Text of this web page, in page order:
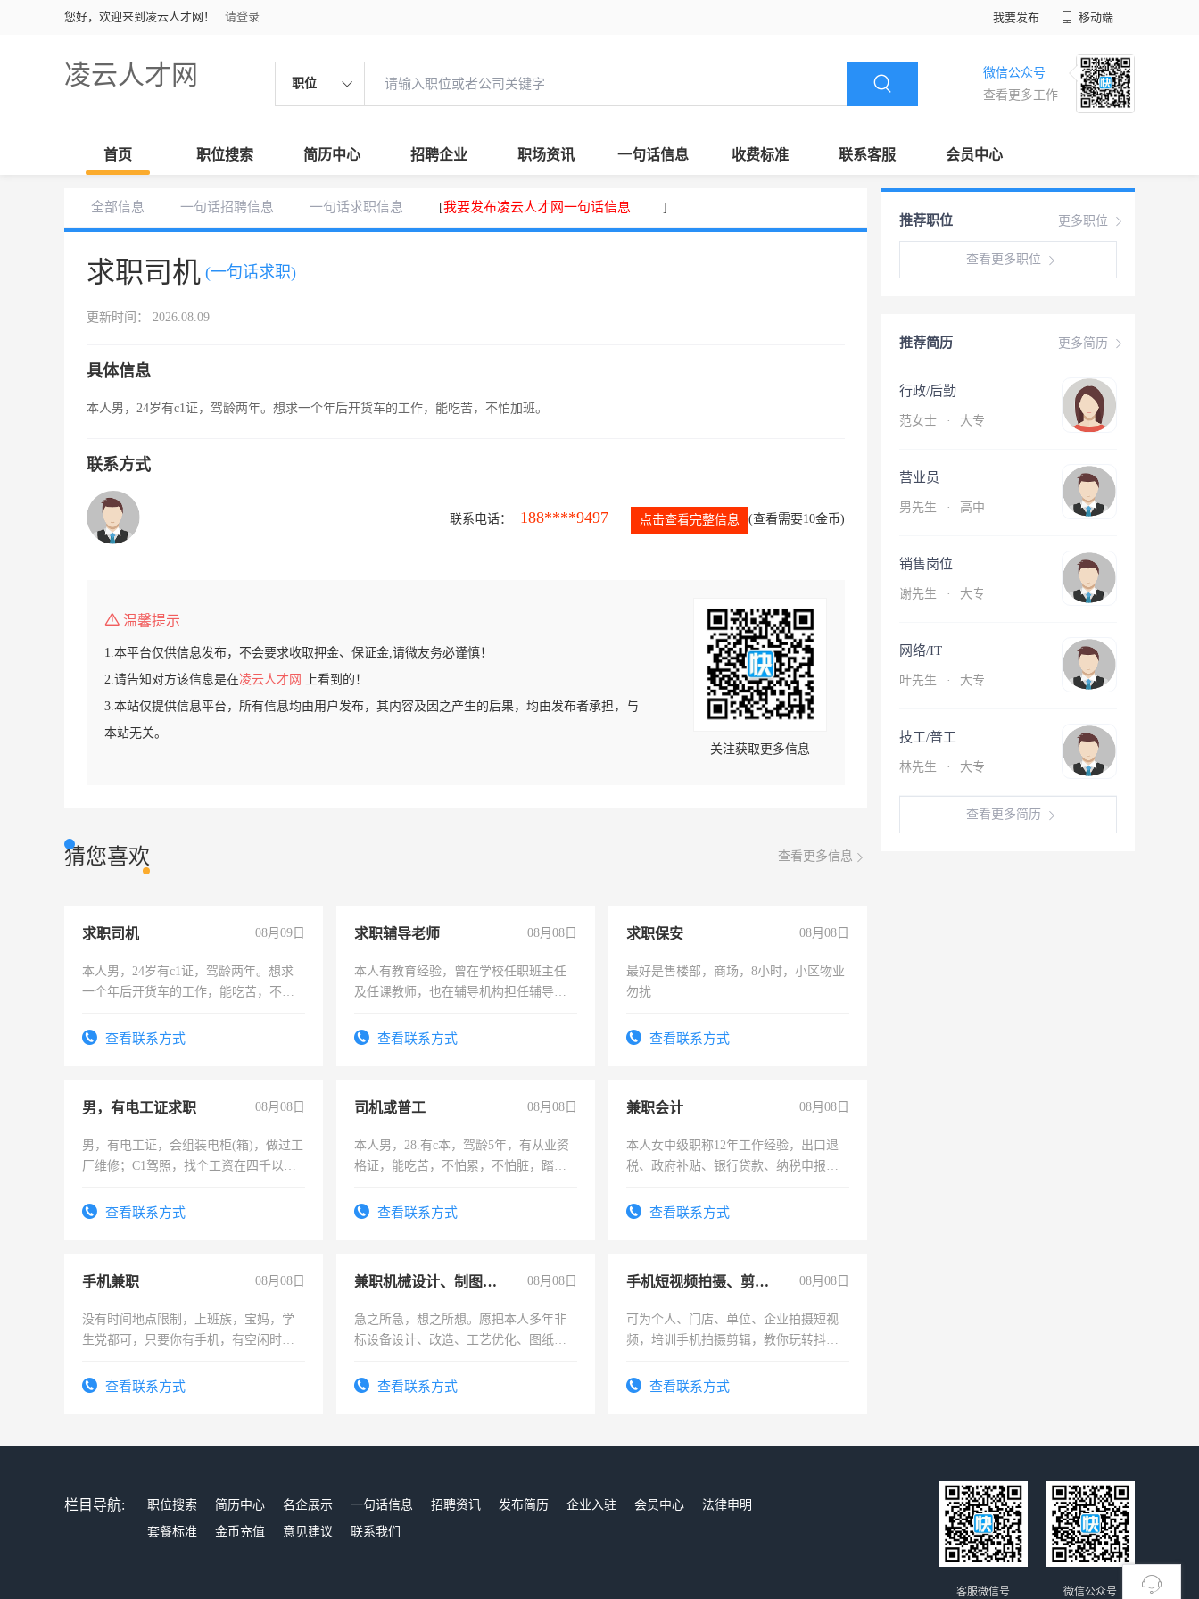
您好，欢迎来到凌云人才网！ 请登录 我要发布 移动端
凌云人才网 职位
微信公众号
查看更多工作
首页 职位搜索 简历中心 招聘企业 职场资讯 一句话信息 收费标准 联系客服 会员中心
全部信息 一句话招聘信息 一句话求职信息 [我要发布凌云人才网一句话信息 ]
求职司机 (一句话求职)
更新时间： 2026.08.09
具体信息
本人男，24岁有c1证，驾龄两年。想求一个年后开货车的工作，能吃苦，不怕加班。
联系方式
联系电话： 188****9497 点击查看完整信息 (查看需要10金币)
温馨提示
1.本平台仅供信息发布，不会要求收取押金、保证金,请微友务必谨慎！
2.请告知对方该信息是在凌云人才网
上看到的！
3.本站仅提供信息平台，所有信息均由用户发布，其内容及因之产生的后果，均由发布者承担，与
本站无关。
关注获取更多信息
猜您喜欢 查看更多信息
求职司机 08月09日
本人男，24岁有c1证，驾龄两年。想求
一个年后开货车的工作，能吃苦，不怕
查看联系方式
求职辅导老师 08月08日
本人有教育经验，曾在学校任职班主任
及任课教师，也在辅导机构担任辅导教
查看联系方式
求职保安 08月08日
最好是售楼部，商场，8小时，小区物业
勿扰
查看联系方式
男，有电工证求职 08月08日
男，有电工证，会组装电柜(箱)，做过工
厂维修；C1驾照，找个工资在四千以
电话查看联系方式
司机或普工 08月08日
本人男，28.有c本，驾龄5年，有从业资
格证，能吃苦，不怕累，不怕脏，踏
查看联系方式
兼职会计 08月08日
本人女中级职称12年工作经验，出口退
税、政府补贴、银行贷款、纳税申报、
务，财务咨询等业务。欲求兼职会计工
查看联系方式
手机兼职 08月08日
没有时间地点限制，上班族，宝妈，学
生党都可，只要你有手机，有空闲时
勤快的四五十，每天挣零花钱没问题！
查看联系方式
兼职机械设计、制图、设备改造 08月08日
急之所急，想之所想。愿把本人多年非
标设备设计、改造、工艺优化、图纸制
结识有识之士，共享未来。
查看联系方式
手机短视频拍摄、剪辑、抖音快手 08月08日
可为个人、门店、单位、企业拍摄短视
频，培训手机拍摄剪辑，教你玩转抖音
频，培训手机拍摄剪辑，教你玩转抖
查看联系方式
更多职位
推荐职位
查看更多职位
更多简历
推荐简历
行政/后勤
范女士 · 大专
营业员
男先生 · 高中
销售岗位
谢先生 · 大专
网络/IT
叶先生 · 大专
技工/普工
林先生 · 大专
查看更多简历
栏目导航: 职位搜索 简历中心 名企展示 一句话信息 招聘资讯 发布简历 企业入驻 会员中心
法律申明
套餐标准
金币充值 意见建议 联系我们
微信公众号
客服微信号